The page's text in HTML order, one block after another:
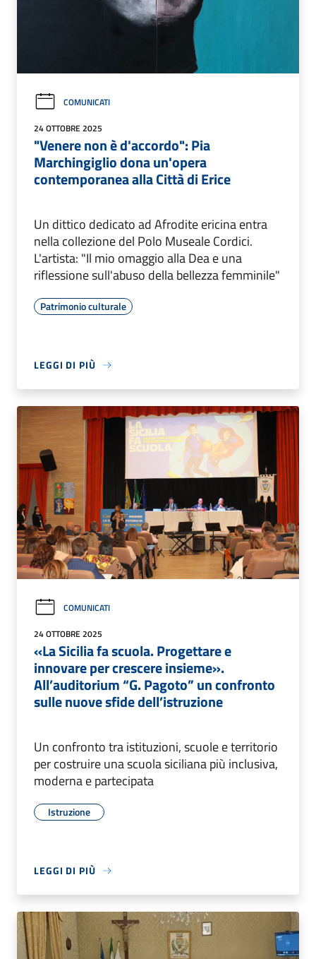
COMUNICATI
24 OTTOBRE 2025
"Venere non è d'accordo": Pia
Marchingiglio dona un'opera
contemporanea alla Città di Erice
Un dittico dedicato ad Afrodite ericina entra
nella collezione del Polo Museale Cordici.
L'artista: "Il mio omaggio alla Dea e una
riflessione sull'abuso della bellezza femminile"
Patrimonio culturale
LEGGI DI PIÙ
COMUNICATI
24 OTTOBRE 2025
«La Sicilia fa scuola. Progettare e
innovare per crescere insieme».
All’auditorium “G. Pagoto” un confronto
sulle nuove sfide dell’istruzione
Un confronto tra istituzioni, scuole e territorio
per costruire una scuola siciliana più inclusiva,
moderna e partecipata
Istruzione
LEGGI DI PIÙ